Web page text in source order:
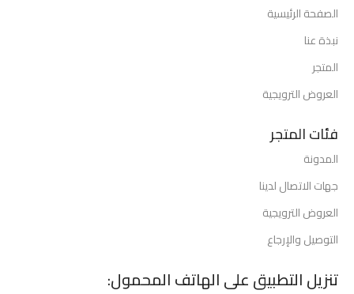
الصفحة الرئيسية
نبذة عنا
المتجر
العروض الترويجية
فئات المتجر
المدونة
جهات الاتصال لدينا
العروض الترويجية
التوصيل والإرجاع
تنزيل التطبيق على الهاتف المحمول: